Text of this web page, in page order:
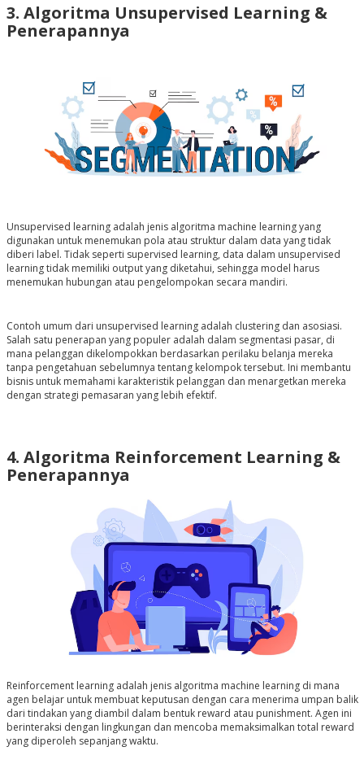
3. Algoritma Unsupervised Learning &
Penerapannya
Unsupervised learning adalah jenis algoritma machine learning yang
digunakan untuk menemukan pola atau struktur dalam data yang tidak
diberi label. Tidak seperti supervised learning, data dalam unsupervised
learning tidak memiliki output yang diketahui, sehingga model harus
menemukan hubungan atau pengelompokan secara mandiri.
Contoh umum dari unsupervised learning adalah clustering dan asosiasi.
Salah satu penerapan yang populer adalah dalam segmentasi pasar, di
mana pelanggan dikelompokkan berdasarkan perilaku belanja mereka
tanpa pengetahuan sebelumnya tentang kelompok tersebut. Ini membantu
bisnis untuk memahami karakteristik pelanggan dan menargetkan mereka
dengan strategi pemasaran yang lebih efektif.
4. Algoritma Reinforcement Learning &
Penerapannya
Reinforcement learning adalah jenis algoritma machine learning di mana
agen belajar untuk membuat keputusan dengan cara menerima umpan balik
dari tindakan yang diambil dalam bentuk reward atau punishment. Agen ini
berinteraksi dengan lingkungan dan mencoba memaksimalkan total reward
yang diperoleh sepanjang waktu.